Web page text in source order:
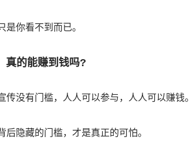
是你看不到而已。
真的能赚到钱吗?
传没有门槛，人人可以参与，人人可以赚钱。
后隐藏的门槛，才是真正的可怕。